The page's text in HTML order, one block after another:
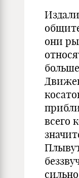
они
всего